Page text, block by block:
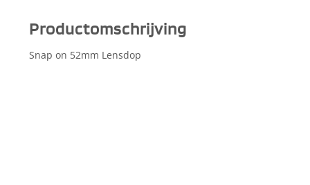
Productomschrijving
Snap on 52mm Lensdop